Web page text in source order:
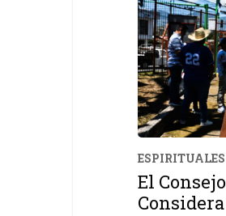
ESPIRITUALES
El